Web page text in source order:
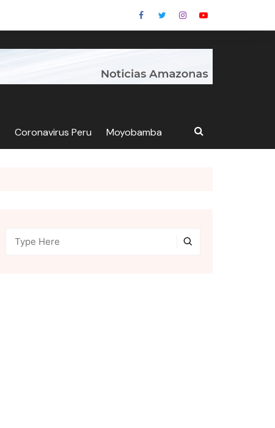
Coronavirus Peru Moyobamba